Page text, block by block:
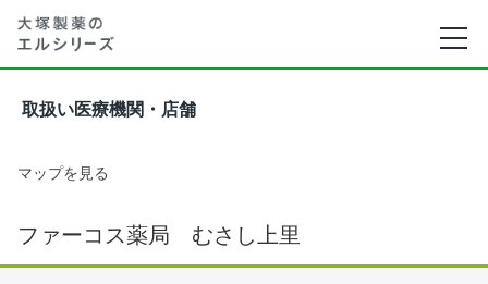
取扱い医療機関・店舗
マップを見る
ファーコス薬局 むさし上里